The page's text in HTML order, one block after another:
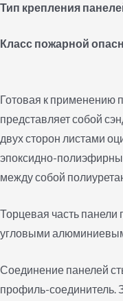
Тип крепления
Класс пожарной
Готовая к применению
представляет собой
двух сторон листами
эпоксидно-
между собой
Торцевая часть
угловыми
Соединение панелей
профиль-соединитель.